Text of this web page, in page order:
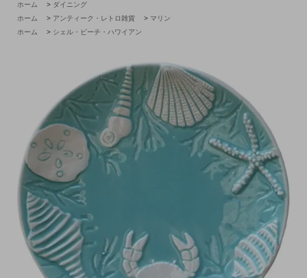
ホーム > ダイニング
ホーム
> アンティーク・レトロ雑貨 > マリン
ホーム
> シェル・ビーチ・ハワイアン